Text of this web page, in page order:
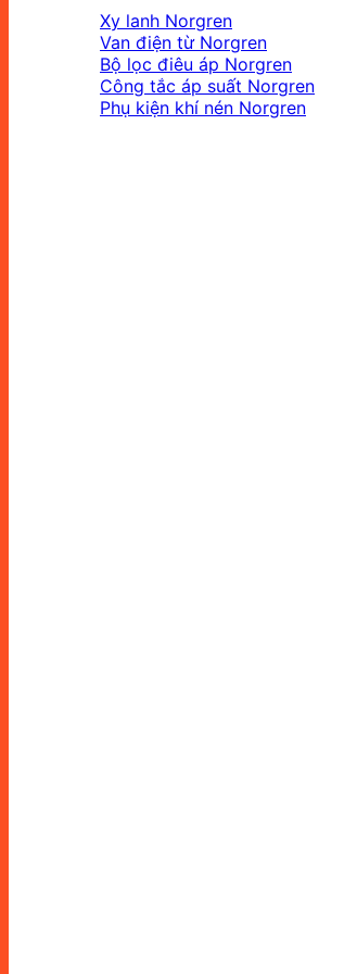
Xy lanh Norgren
Van điện từ Norgren
Bộ lọc điêu áp Norgren
Công tắc áp suất Norgren
Phụ kiện khí nén Norgren